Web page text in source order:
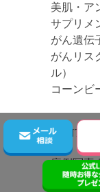
美肌・ア
サプリメ
がん遺伝
がんリス
ル）
コーンビ
症例写真
プリモ美